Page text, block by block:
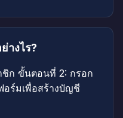
างไร?
ชิก ขั้นตอนที่ 2: กรอก
ร์มเพื่อสร้างบัญชี